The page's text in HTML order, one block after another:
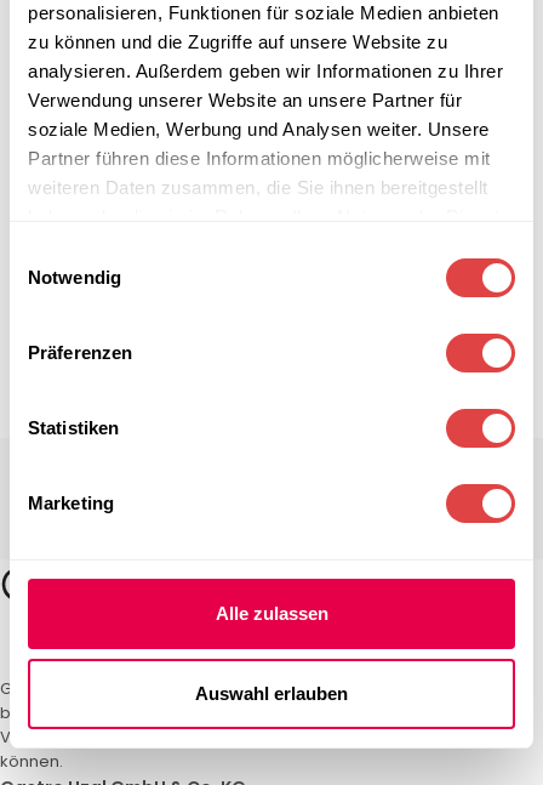
personalisieren, Funktionen für soziale Medien anbieten
zu können und die Zugriffe auf unsere Website zu
analysieren. Außerdem geben wir Informationen zu Ihrer
Verwendung unserer Website an unsere Partner für
soziale Medien, Werbung und Analysen weiter. Unsere
Partner führen diese Informationen möglicherweise mit
weiteren Daten zusammen, die Sie ihnen bereitgestellt
Notwendig
Präferenzen
Statistiken
Marketing
Alle zulassen
Auswahl erlauben
Gastro Uzal – Ihr Spezialist für Gastronomiemöbel und -textilien. Wir
bieten maßgeschneiderte Lösungen für Restaurants, Hotels und
Veranstaltungen. Qualität und Service, auf die Sie sich verlassen
können.